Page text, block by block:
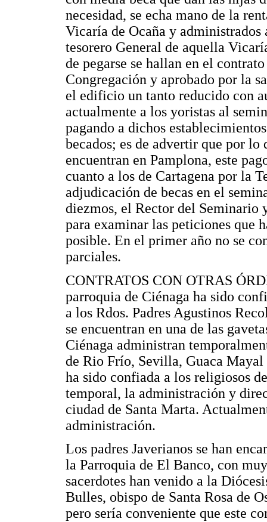
necesidad, se echa mano de la
Vicaría de Ocaña y
tesorero General de aquella
de pegarse se hallan en el
Congregación y aprobado por la
el edificio un tanto reducido con
actualmente a los yoristas al
pagando a dichos
becados; es de advertir que por lo
encuentran en Pamplona, este
cuanto a los de Cartagena por la
adjudicación de becas en el
diezmos, el Rector del Seminario
para examinar las peticiones que
posible. En el primer año no se
parciales.
CONTRATOS CON OTRAS
parroquia de Ciénaga ha sido
a los Rdos. Padres Agustinos
se encuentran en una de las
Ciénaga administran
de Rio Frío, Sevilla, Guaca
ha sido confiada a los religiosos
temporal, la administración y
ciudad de Santa Marta.
administración.
Los padres Javerianos se han
la Parroquia de El Banco, con
sacerdotes han venido a la
Bulles, obispo de Santa Rosa de
pero sería conveniente que este